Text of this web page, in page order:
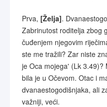
Prva, [Želja].
Zabrinutost roditelja zbog
čuđenjem njegovim
ste me tražili? Zar niste
je Oca mojega' (Lk 3.49)?
bila je u Očevom. Otac i
dvanaestogodišnjaka, ali
važniji, veći.